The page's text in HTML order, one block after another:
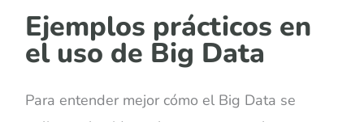
Ejemplos prácticos en
el uso de Big Data
Para entender mejor cómo el Big Data se